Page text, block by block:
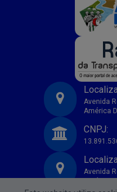
Prefeitura Municipal de
Avenida
América
CNPJ:
Avenida